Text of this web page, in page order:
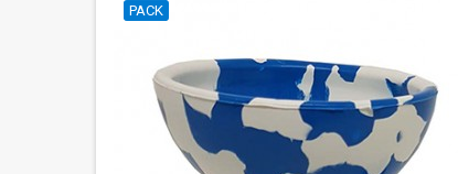
PACK